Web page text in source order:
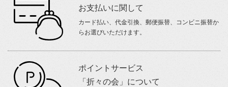
お支払いに関して
カード払い、代金引換、郵便振替、コンビニ振替か
らお選びいただけます。
ポイントサービス
「折々の会」について